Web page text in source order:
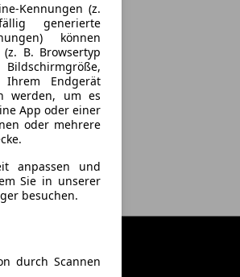
Kennungen (z.
generierte
können
B. Browsertyp
Ihrem Endgerät
werden, um es
App oder einer
oder mehrere
anpassen und
Sie in unserer
besuchen.
durch Scannen